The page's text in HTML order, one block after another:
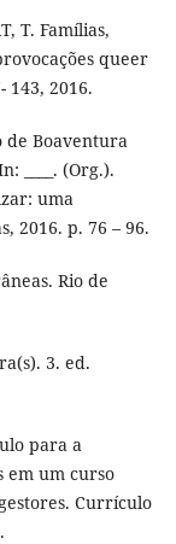
T. Famílias,
queer
143, 2016.
de Boaventura
____. (Org.).
uma
2016. p. 76 – 96.
Rio de
3. ed.
para a
em um curso
Currículo